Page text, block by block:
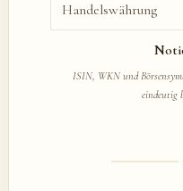
Handelswährung
ISIN, WKN und
eindeutig